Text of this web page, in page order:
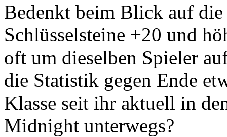
Bedenkt beim Blick auf
Schlüsselsteine +20 und
oft um dieselben Spieler
die Statistik gegen Ende
Klasse seit ihr aktuell in
Midnight unterwegs?